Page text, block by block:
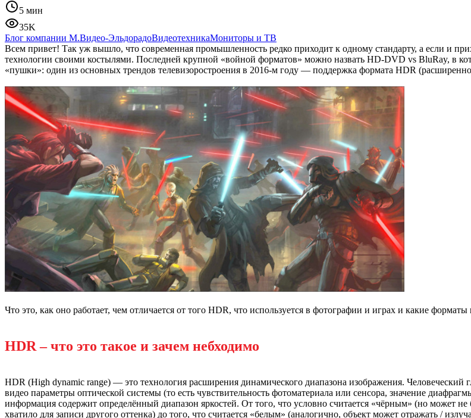
5 мин
35K
Блог компании М.Видео-ЭльдорадоВидеотехникаМониторы и ТВ
Всем привет! Так уж вышло, что современная промышленность редко приходит к одному стандарту, а если и
технологии своими костылями. Последней крупной «войной форматов» можно назвать HD-DVD vs BluRay, в
«пушки»: один из основных трендов телевизоростроения в 2016-м году — поддержка формата HDR
Что это, как оно работает, чем отличается от того HDR, что используется в фотографии и играх и какие
HDR – что это такое и зачем небходимо
HDR (High dynamic range) — это технология расширения динамического диапазона изображения.
видео параметры оптической системы (то есть чувствительность фотоматериала или сенсора, значение
информация содержит определённый диапазон яркостей. От того, что условно считается «чёрным» (но может
хватило для записи другого оттенка) до того, что считается «белым» (аналогично, объект может отражать /